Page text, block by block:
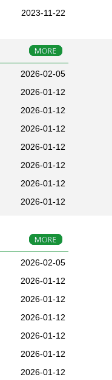
2023-11-22
2026-02-05
2026-01-12
2026-01-12
2026-01-12
2026-01-12
2026-01-12
2026-01-12
2026-01-12
2026-02-05
2026-01-12
2026-01-12
2026-01-12
2026-01-12
2026-01-12
2026-01-12